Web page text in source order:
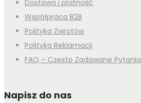
Dostawa i płatność
Współpraca B2B
Polityka Zwrotów
Polityka Reklamacji
FAQ – Często Zadawane Pytania
Napisz do nas